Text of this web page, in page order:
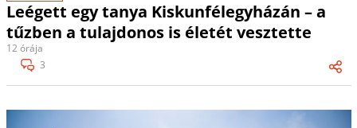
Leégett egy tanya Kiskunfélegyházán – a
tűzben a tulajdonos is életét vesztette
12 órája
3